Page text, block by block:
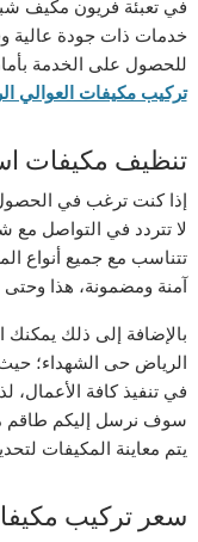
في تعبئة فريون مكيف
خدمات ذات جودة عالية
للحصول على الخدمة
تركيب مكيفات العوالي
تنظيف مكيفات
إذا كنت ترغب في
لا تتردد في التواصل
تتناسب مع جميع أنواع
آمنة ومضمونة، هذا
بالإضافة إلى ذلك
الرياض حى الشهداء؛ حيث
في تنفيذ كافة الأعمال،
سوف نرسل إليكم طاقم
يتم معاينة المكيفات
سعر تركيب